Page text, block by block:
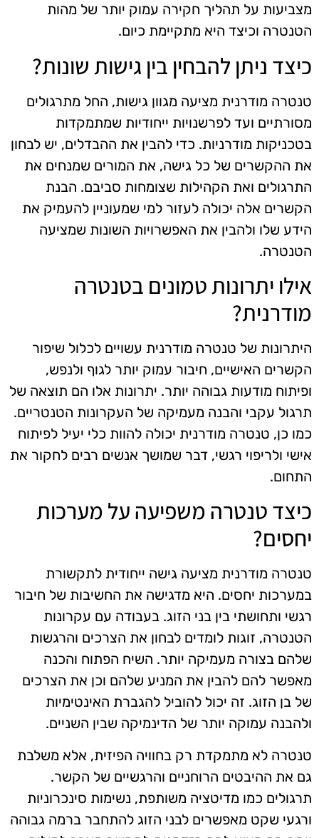
מצביעות על תהליך חקירה עמוק יותר של מהות
הטנטרה וכיצד היא מתקיימת כיום.
כיצד ניתן להבחין בין גישות שונות?
טנטרה מודרנית מציעה מגוון גישות, החל מתרגולים
מסורתיים ועד לפרשנויות ייחודיות שמתמקדות
בטכניקות מודרניות. כדי להבין את ההבדלים, יש לבחון
את ההקשרים של כל גישה, את המורים שמנחים את
התרגולים ואת הקהילות שצומחות סביבם. הבנת
הקשרים אלה יכולה לעזור למי שמעוניין להעמיק את
הידע שלו ולהבין את האפשרויות השונות שמציעה
הטנטרה.
אילו יתרונות טמונים בטנטרה
מודרנית?
היתרונות של טנטרה מודרנית עשויים לכלול שיפור
הקשרים האישיים, חיבור עמוק יותר לגוף ולנפש,
ופיתוח מודעות גבוהה יותר. יתרונות אלו הם תוצאה של
תרגול עקבי והבנה מעמיקה של העקרונות הטנטריים.
כמו כן, טנטרה מודרנית יכולה להוות כלי יעיל לפיתוח
אישי ולריפוי רגשי, דבר שמושך אנשים רבים לחקור את
התחום.
כיצד טנטרה משפיעה על מערכות
יחסים?
טנטרה מודרנית מציעה גישה ייחודית לתקשורת
במערכות יחסים. היא מדגישה את החשיבות של חיבור
רגשי ותחושתי בין בני הזוג. בעבודה עם עקרונות
הטנטרה, זוגות לומדים לבחון את הצרכים והרגשות
שלהם בצורה מעמיקה יותר. השיח הפתוח והכנה
מאפשר להם להבין את המניע שלהם וכן את הצרכים
של בן הזוג. זה יכול להוביל להגברת האינטימיות
ולהבנה עמוקה יותר של הדינמיקה שבין השניים.
טנטרה לא מתמקדת רק בחוויה הפיזית, אלא משלבת
גם את ההיבטים הרוחניים והרגשיים של הקשר.
תרגולים כמו מדיטציה משותפת, נשימות סינכרוניות
ורגעי שקט מאפשרים לבני הזוג להתחבר ברמה גבוהה